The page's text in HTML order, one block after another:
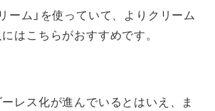
ーム」を使っていて、よりクリーム
はこちらがおすすめです。
レス化が進んでいるとはいえ、ま